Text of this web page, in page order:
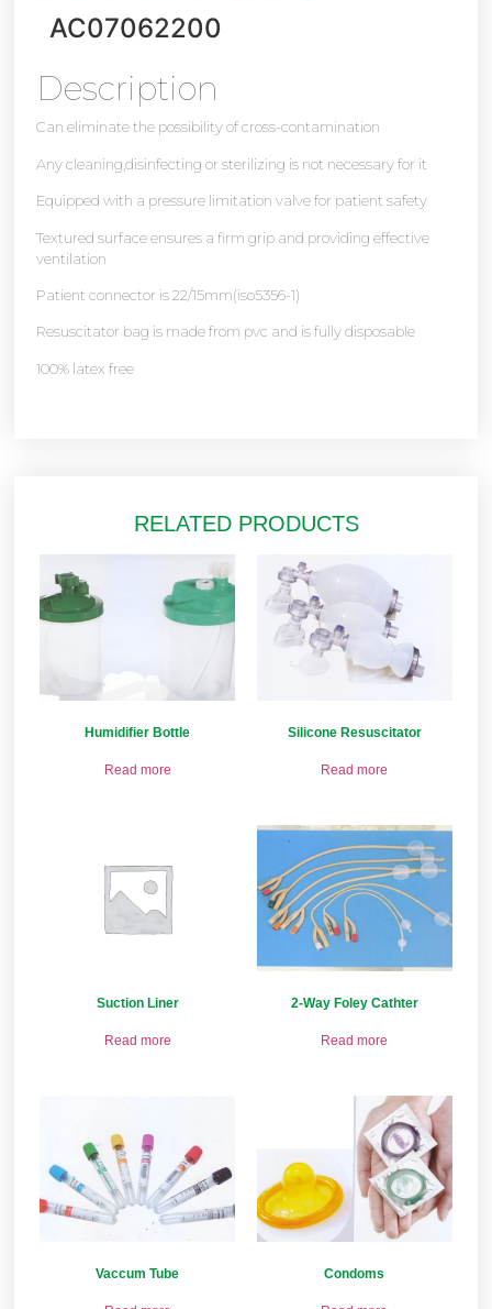
AC07062200
Description
Can eliminate the possibility of cross-contamination
Any cleaning,disinfecting or sterilizing is not necessary for it
Equipped with a pressure limitation valve for patient safety
Textured surface ensures a firm grip and providing effective
ventilation
Patient connector is 22/15mm(iso5356-1)
Resuscitator bag is made from pvc and is fully disposable
100% latex free
RELATED PRODUCTS
Humidifier Bottle
Read more
Silicone Resuscitator
Read more
Suction Liner
Read more
2-Way Foley Cathter
Read more
Vaccum Tube Condoms